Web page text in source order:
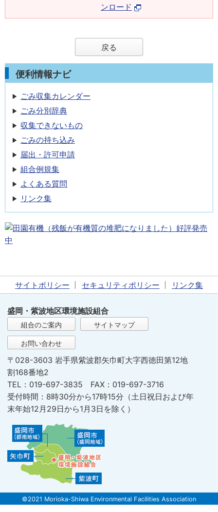
ンロード
戻る
便利情報ナビ
ごみ収集カレンダー
ごみ分別辞典
収集できないもの
ごみの持ち込み
届出・許可申請
組合例規集
よくある質問
リンク集
サイトポリシー セキュリティポリシー リンク集
盛岡・紫波地区環境施設組合
組合のご案内 サイトマップ
お問い合わせ
〒028-3603 岩手県紫波郡矢巾町大字西徳田第12地
割168番地2
TEL：019-697-3835 FAX：019-697-3716
受付時間：8時30分から17時15分（土日祝日および年
末年始12月29日から1月3日を除く）
©2021 Morioka-Shiwa Environmental Facilities Association